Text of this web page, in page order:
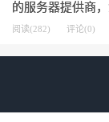
的服务器提供商
阅读(282) 评论(0)